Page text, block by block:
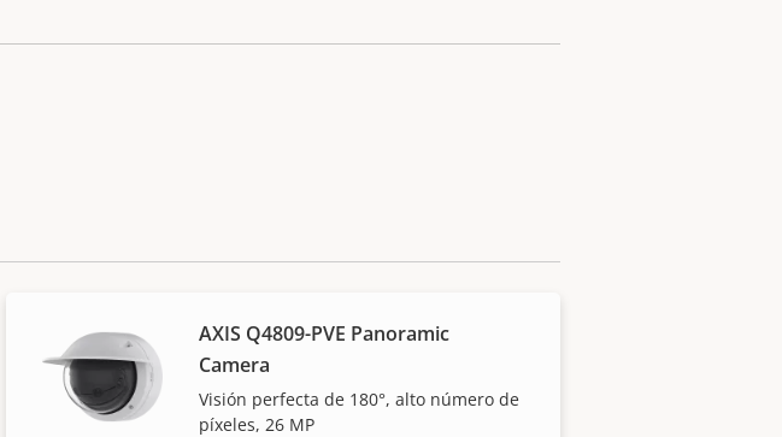
AXIS Q4809-PVE Panoramic
Camera
Visión perfecta de 180°, alto número de
píxeles, 26 MP